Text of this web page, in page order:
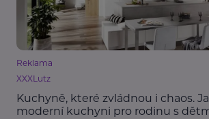
Reklama
XXXLutz
Kuchyně, které zvládnou i chaos.
moderní kuchyni pro rodinu s